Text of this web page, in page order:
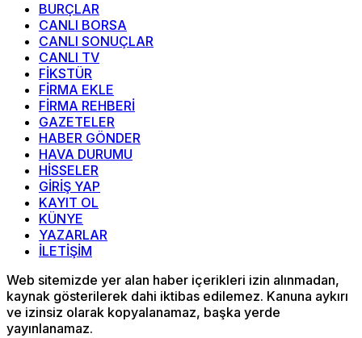
BURÇLAR
CANLI BORSA
CANLI SONUÇLAR
CANLI TV
FİKSTÜR
FİRMA EKLE
FİRMA REHBERİ
GAZETELER
HABER GÖNDER
HAVA DURUMU
HİSSELER
GİRİŞ YAP
KAYIT OL
KÜNYE
YAZARLAR
İLETİŞİM
Web sitemizde yer alan haber içerikleri izin alınmadan,
kaynak gösterilerek dahi iktibas edilemez. Kanuna aykırı
ve izinsiz olarak kopyalanamaz, başka yerde
yayınlanamaz.